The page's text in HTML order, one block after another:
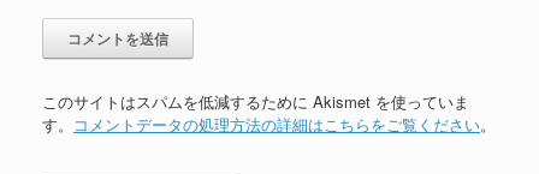
このサイトはスパムを低減するために Akismet を使っていま
す。 コメントデータの処理方法の詳細はこちらをご覧ください。